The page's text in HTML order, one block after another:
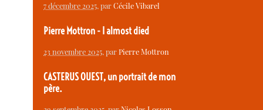
7 décembre 2025, parCécile Vibarel
Pierre Mottron - I almost died
23 novembre 2025, parPierre Mottron
CASTERUS OUEST, un portrait de mon
père.